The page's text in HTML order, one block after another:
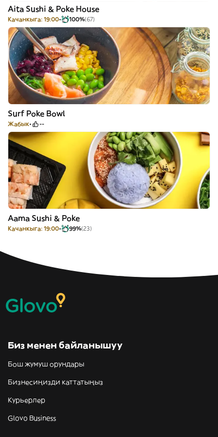
Aita Sushi & Poke House
Качанкыга: 19:00 100%(67)
Surf Poke Bowl
Жабык --
Aama Sushi & Poke
Качанкыга: 19:00 99%(23)
Биз менен байланышуу
Бош жумуш орундары
Бизнесиңизди каттатыңыз
Курьерлер
Glovo Business